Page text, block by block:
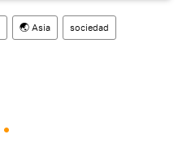
🌏 Asia sociedad